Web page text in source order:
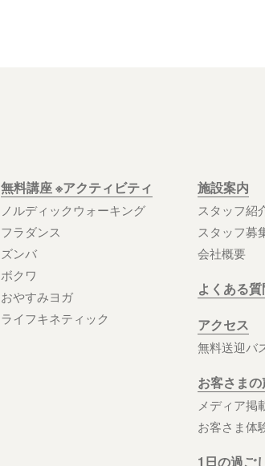
無料講座 ※アクティビティ
ノルディックウォーキング
フラダンス
ズンバ
ボクワ
おやすみヨガ
ライフキネティック
施設案内
スタッフ紹
スタッフ募
会社概要
よくある
アクセス
無料送迎バ
お客さま
メディア掲
お客さま体
1日の過ご